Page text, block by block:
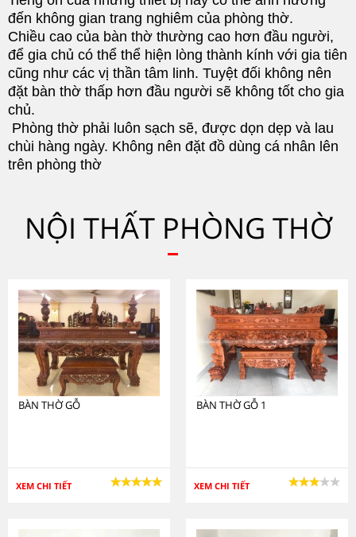
đến không gian trang nghiêm của phòng thờ.
Chiều cao của bàn thờ thường cao hơn đầu người,
để gia chủ có thể thể hiện lòng thành kính với gia tiên
cũng như các vị thần tâm linh. Tuyệt đối không nên
đặt bàn thờ thấp hơn đầu người sẽ không tốt cho gia
chủ.
Phòng thờ phải luôn sạch sẽ, được dọn dẹp và lau
chùi hàng ngày. Không nên đặt đồ dùng cá nhân lên
trên phòng thờ
NỘI THẤT PHÒNG THỜ
BÀN THỜ GỖ
XEM CHI TIẾT
BÀN THỜ GỖ 1
XEM CHI TIẾT